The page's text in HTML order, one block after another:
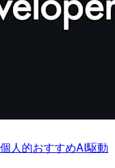
人的おすすめAI駆動